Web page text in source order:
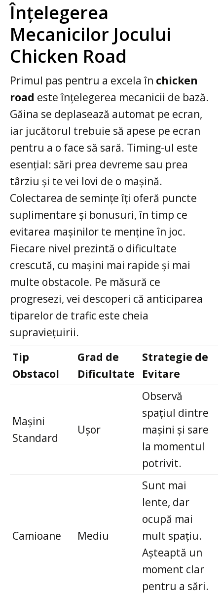
Înțelegerea
Mecanicilor Jocului
Chicken Road
Primul pas pentru a excela în chicken
road este înțelegerea mecanicii de bază.
Găina se deplasează automat pe ecran,
iar jucătorul trebuie să apese pe ecran
pentru a o face să sară. Timing-ul este
esențial: sări prea devreme sau prea
târziu și te vei lovi de o mașină.
Colectarea de semințe îți oferă puncte
suplimentare și bonusuri, în timp ce
evitarea mașinilor te menține în joc.
Fiecare nivel prezintă o dificultate
crescută, cu mașini mai rapide și mai
multe obstacole. Pe măsură ce
progresezi, vei descoperi că anticiparea
tiparelor de trafic este cheia
supraviețuirii.
Tip
Obstacol
Grad de
Dificultate
Strategie de
Evitare
Mașini
Standard
Ușor
Observă
spațiul dintre
mașini și sare
la momentul
potrivit.
Camioane Mediu
Sunt mai
lente, dar
ocupă mai
mult spațiu.
Așteaptă un
moment clar
pentru a sări.